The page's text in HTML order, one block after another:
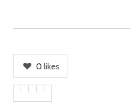
0 likes